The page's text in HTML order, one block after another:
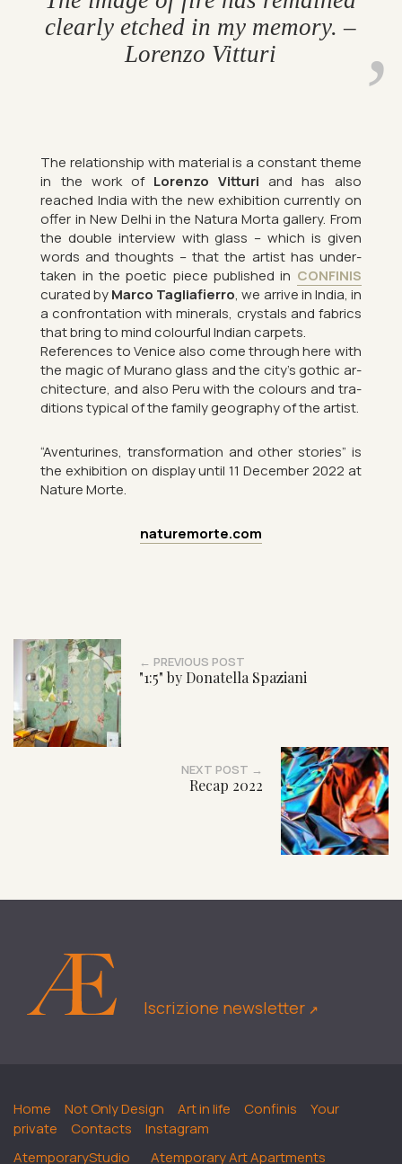
clearly etched in my memory. –
Lorenzo Vit­turi
The re­la­tion­ship with ma­ter­ial is a con­stant theme
in the work of Lorenzo Vit­turi and has also
reached India with the new ex­hib­i­tion cur­rently on
offer in New Delhi in the Natura Morta gal­lery. From
the double in­ter­view with glass – which is given
words and thoughts – that the artist has un­der­
taken in the po­etic piece pub­lished in CON­FINIS
cur­ated byMarco Tagliafi­erro, we ar­rive in India, in
a con­front­a­tion with min­er­als, crys­tals and fab­rics
that bring to mind col­our­ful In­dian car­pets.
Ref­er­ences to Venice also come through here with
the magic of Mur­ano glass and the city’s gothic ar­
chi­tec­ture, and also Peru with the col­ours and tra­
di­tions typ­ical of the fam­ily geo­graphy of the artist.
“Aven­tur­ines, trans­form­a­tion and other stor­ies” is
the ex­hib­i­tion on dis­play until 11 Decem­ber 2022 at
Nature Morte.
naturemorte.com
← PREVIOUS POST
"1:5" by Donatella Spaziani
NEXT POST →
Recap 2022
Iscrizione newsletter ↗︎
Home Not Only Design Art in life Confinis
Your
private
Contacts
Instagram
AtemporaryStudio
Atemporary Art Apartments